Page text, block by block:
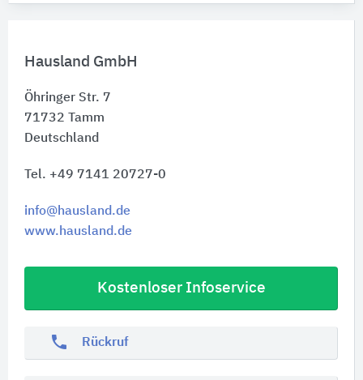
Hausland GmbH
Öhringer Str. 7
71732
Tamm
Deutschland
Tel. +49 7141 20727-0
info@hausland.de
www.hausland.de
Kostenloser Infoservice
phone Rückruf